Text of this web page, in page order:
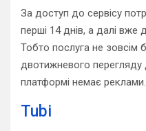
За доступ до сервісу
перші 14 днів, а далі вже
Тобто послуга не зовсім
двотижневого
платформі немає реклами.
Tubi